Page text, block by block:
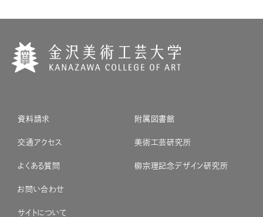
資料請求
交通アクセス
よくある質問
お問い合わせ
サイトについて
附属図書館
美術工芸研究所
柳宗理記念デザイン研究所